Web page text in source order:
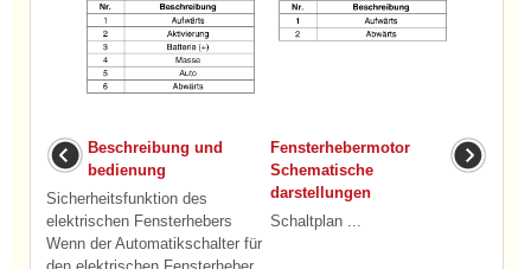
Beschreibung und
bedienung
Sicherheitsfunktion des
elektrischen Fensterhebers
Wenn der Automatikschalter für
Fensterhebermotor
Schematische
darstellungen
Schaltplan ...